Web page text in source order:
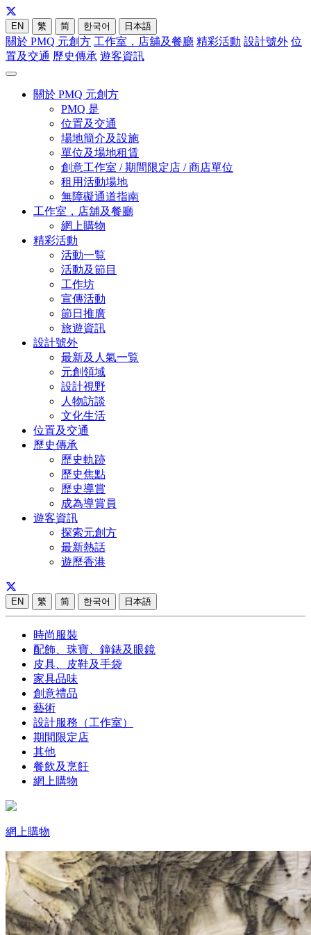
EN 繁 简 한국어 日本語
關於 PMQ 元創方 工作室，店舖及餐廳 精彩活動 設計號外 位
置及交通 歷史傳承 遊客資訊
關於 PMQ 元創方
PMQ 是
位置及交通
場地簡介及設施
單位及場地租賃
創意工作室 / 期間限定店 / 商店單位
租用活動場地
無障礙通道指南
工作室，店舖及餐廳
網上購物
精彩活動
活動一覧
活動及節目
工作坊
宣傳活動
節日推廣
旅遊資訊
設計號外
最新及人氣一覧
元創領域
設計視野
人物訪談
文化生活
位置及交通
歷史傳承
歷史軌跡
歷史焦點
歷史導賞
成為導賞員
遊客資訊
探索元創方
最新熱話
遊歷香港
EN 繁 简 한국어 日本語
時尚服裝
配飾、珠寶、鐘錶及眼鏡
皮具、皮鞋及手袋
家具品味
創意禮品
藝術
設計服務（工作室）
期間限定店
其他
餐飲及烹飪
網上購物
網上購物